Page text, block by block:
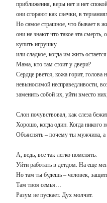
приближения, веры нет и нет
они сгорают как свечки, в
Но самое страшное, что бывает в
они не знают что такое эта
купить игрушку
или сладкое, когда им жить
Мама, кто там стоит у двери?
Сердце рвется, кожа горит,
невыносимой несправедливости,
заменить собой их, уйти вместо
Слон почувствовал, как слеза
Хорошо, когда один. Когда никого
Объяснять – почему ты мужчина,
А, ведь, все так легко поменять.
Уйти работать в детдом. На еще
Но там ты будешь – человек,
Там твоя семья…
Разум не пускает. Дух молчит.